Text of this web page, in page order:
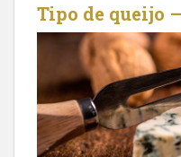
Tipo de queijo